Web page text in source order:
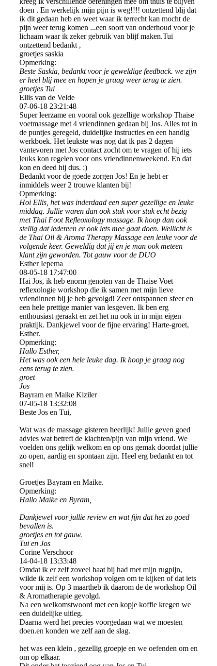
doen . En werkelijk mijn pijn is weg!!!! ontzettend blij dat
ik dit gedaan heb en weet waar ik terrecht kan mocht de
pijn weer terug komen ...een soort van onderhoud voor je
lichaam waar ik zeker gebruik van blijf maken.Tui
ontzettend bedankt ,
groetjes saskia
Opmerking:
Beste Saskia, bedankt voor je geweldige feedback. we zijn
er heel blij mee en hopen je graag weer terug te zien.
groetjes Tui
Ellis van de Velde
07-06-18 23:21:48
Super leerzame en vooral ook gezellige workshop Thaise
voetmassage met 4 vriendinnen gedaan bij Jos. Alles tot in
de puntjes geregeld, duidelijke instructies en een handig
werkboek. Het leukste was nog dat ik pas 2 dagen
vantevoren met Jos contact zocht om te vragen of hij iets
leuks kon regelen voor ons vriendinnenweekend. En dat
kon en deed hij dus. :)
Bedankt voor de goede zorgen Jos! En je hebt er
inmiddels weer 2 trouwe klanten bij!
Opmerking:
Hoi Ellis, het was inderdaad een super gezellige en leuke
middag. Jullie waren dan ook stuk voor stuk echt bezig
met Thai Foot Refleoxology massage. Ik hoop dan ook
stellig dat iedereen er ook iets mee gaat doen. Wellicht is
de Thai Oil & Aroma Therapy Massage een leuke voor de
volgende keer. Geweldig dat jij en je man ook meteen
klant zijn geworden. Tot gauw voor de DUO
Esther Iepema
08-05-18 17:47:00
Hai Jos, ik heb enorm genoten van de Thaise Voet
reflexologie workshop die ik samen met mijn lieve
vriendinnen bij je heb gevolgd! Zeer ontspannen sfeer en
een hele prettige manier van lesgeven. Ik ben erg
enthousiast geraakt en zet het nu ook in in mijn eigen
praktijk. Dankjewel voor de fijne ervaring! Harte-groet,
Esther.
Opmerking:
Hallo Esther,
Het was ook een hele leuke dag. Ik hoop je graag nog
eens terug te zien.
groet
Jos
Bayram en Maike Kiziler
07-05-18 13:32:08
Beste Jos en Tui,
Wat was de massage gisteren heerlijk! Jullie geven goed
advies wat betreft de klachten/pijn van mijn vriend. We
voelden ons gelijk welkom en op ons gemak doordat jullie
zo open, aardig en spontaan zijn. Heel erg bedankt en tot
snel!
Groetjes Bayram en Maike.
Opmerking:
Hallo Maike en Byram,
Dankjewel voor jullie review en wat fijn dat het zo goed
bevallen is.
groetjes en tot gauw.
Tui en Jos
Corine Verschoor
14-04-18 13:33:48
Omdat ik er zelf zoveel baat bij had met mijn rugpijn,
wilde ik zelf een workshop volgen om te kijken of dat iets
voor mij is. Op 3 maartheb ik daarom de de workshop Oil
& Aromatherapie gevolgd.
Na een welkomstwoord met een kopje koffie kregen we
een duidelijke uitleg.
Daarna werd het precies voorgedaan wat we moesten
doen.en konden we zelf aan de slag.
het was een klein , gezellig groepje en we oefenden om en
om op elkaar.